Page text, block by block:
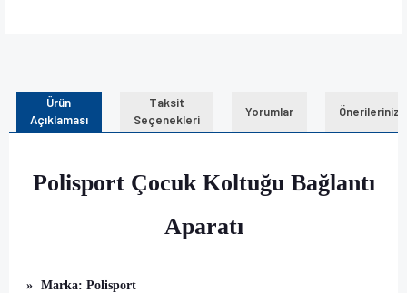
Ürün
Açıklaması
Taksit
Seçenekleri
Yorumlar Önerileriniz
Polisport Çocuk Koltuğu Bağlantı
Aparatı
» Marka: Polisport